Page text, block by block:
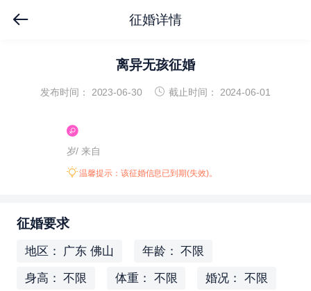
征婚详情
离异无孩征婚
发布时间： 2023-06-30 截止时间： 2024-06-01
岁/ 来自
温馨提示：该征婚信息已到期(失效)。
征婚要求
地区： 广东 佛山 年龄： 不限
身高： 不限 体重： 不限 婚况： 不限